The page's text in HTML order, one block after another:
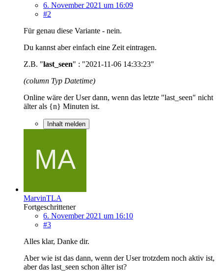
6. November 2021 um 16:09
#2
Für genau diese Variante - nein.
Du kannst aber einfach eine Zeit eintragen.
Z.B. "last_seen" : "2021-11-06 14:33:23"
(column Typ Datetime)
Online wäre der User dann, wenn das letzte "last_seen" nicht
älter als {n} Minuten ist.
Inhalt melden
MarvinTLA
Fortgeschrittener
6. November 2021 um 16:10
#3
Alles klar, Danke dir.
Aber wie ist das dann, wenn der User trotzdem noch aktiv ist,
aber das last_seen schon älter ist?